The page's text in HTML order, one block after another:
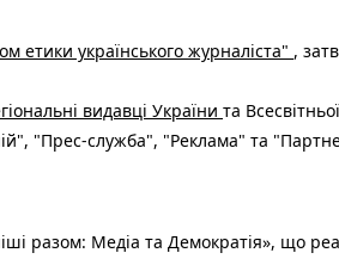
етики українського журналіста" ,
видавці України та
"Прес-служба", "Реклама" та
разом: Медіа та Демократія», що